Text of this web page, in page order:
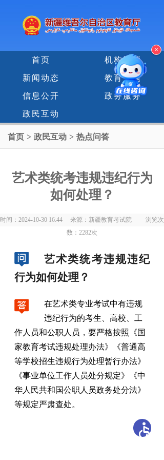
首页 机构设置
新闻动态 教育专题
信息公开 政务服务
政民互动
首页 > 政民互动 > 热点问答
艺术类统考违规违纪行为
如何处理？
时间：2024-10-30 16:44 来源：新疆教育考试院 浏览次
数： 2282次
艺术类统考违规违纪
行为如何处理？
在艺术类专业考试中有违规
违纪行为的考生、高校、工
作人员和公职人员 ， 要严格按照《国
家教育考试违规处理办法》《普通高
等学校招生违规行为处理暂行办法》
《事业单位工作人员处分规定》《中
华人民共和国公职人员政务处分法》
等规定严肃查处。
×